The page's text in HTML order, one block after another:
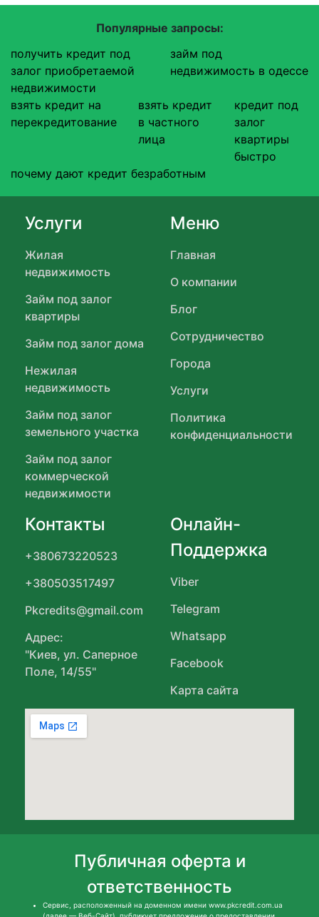
Популярные запросы:
получить кредит под
залог приобретаемой
недвижимости
займ под
недвижимость в одессе
взять кредит на
перекредитование
взять кредит
в частного
лица
кредит под
залог
квартиры
быстро
почему дают кредит безработным
Услуги
Жилая
недвижимость
Займ под залог
квартиры
Займ под залог дома
Нежилая
недвижимость
Займ под залог
земельного участка
Займ под залог
коммерческой
недвижимости
Меню
Главная
О компании
Блог
Сотрудничество
Города
Услуги
Политика
конфиденциальности
Контакты
+380673220523
+380503517497
Pkcredits@gmail.com
Адрес:
"Киев, ул. Саперное
Поле, 14/55"
Онлайн-
Поддержка
Viber
Telegram
Whatsapp
Facebook
Карта сайта
Публичная оферта и
ответственность
Сервис, расположенный на доменном имени www.pkcredit.com.ua